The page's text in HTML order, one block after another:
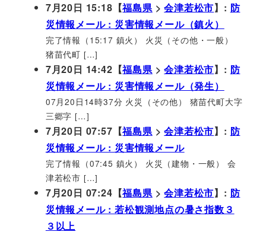
7月20日 15:18【福島県>会津若松市】: 防
災情報メール : 災害情報メール（鎮火）
完了情報（15:17 鎮火） 火災（その他・一般）
猪苗代町 […]
7月20日 14:42【福島県>会津若松市】: 防
災情報メール : 災害情報メール（発生）
07月20日14時37分 火災（その他） 猪苗代町大字
三郷字 […]
7月20日 07:57【福島県>会津若松市】: 防
災情報メール : 災害情報メール
完了情報（07:45 鎮火） 火災（建物・一般） 会
津若松市 […]
7月20日 07:24【福島県>会津若松市】: 防
災情報メール : 若松観測地点の暑さ指数３
３以上